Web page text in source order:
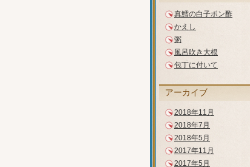
真鱈の白子ポン酢
かえし
粥
風呂吹き大根
包丁に付いて
アーカイブ
2018年11月
2018年7月
2018年5月
2017年11月
2017年5月